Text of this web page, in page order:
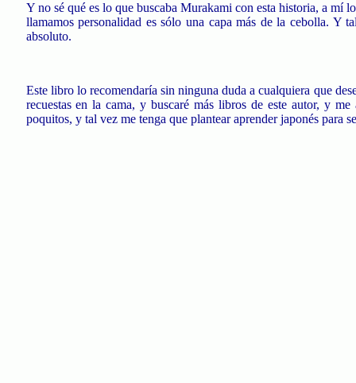
Y no sé qué es lo que buscabaMurakami con esta historia, a mí
llamamos personalidad es sólo una capa más de la cebolla. Y
absoluto.
Este libro lo recomendaría sin ninguna duda a cualquiera que
recuestas en la cama, y buscaré más libros de este autor, y
poquitos, y tal vez me tenga que plantear aprender japonés para